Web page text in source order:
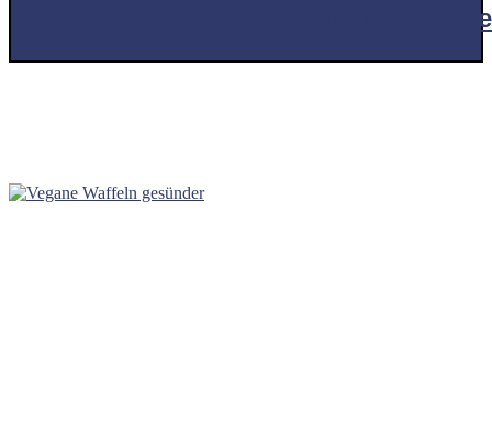
*teigliebe News* frisch aus dem